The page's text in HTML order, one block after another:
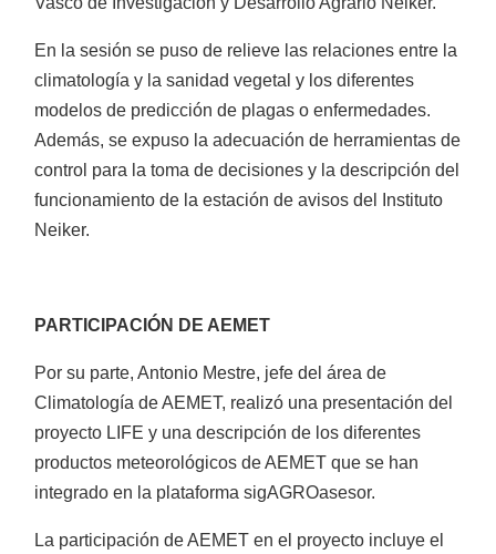
Motoazadas
Cortacésped para tractor
En la sesión se puso de relieve las relaciones entre la
climatología y la sanidad vegetal y los diferentes
modelos de predicción de plagas o enfermedades.
Además, se expuso la adecuación de herramientas de
control para la toma de decisiones y la descripción del
funcionamiento de la estación de avisos del Instituto
Neiker.
PARTICIPACIÓN DE AEMET
Por su parte, Antonio Mestre, jefe del área de
Climatología de AEMET, realizó una presentación del
proyecto LIFE y una descripción de los diferentes
productos meteorológicos de AEMET que se han
integrado en la plataforma sigAGROasesor.
La participación de AEMET en el proyecto incluye el